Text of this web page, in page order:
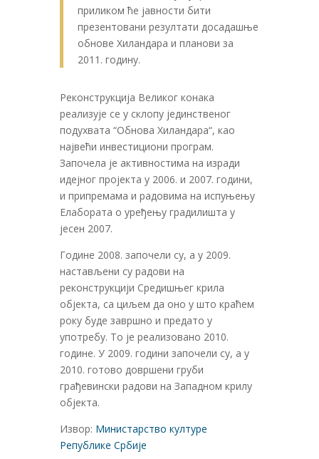
приликом ће jавности бити
презентовани резултати досадашње
обнове Хиландара и планови за
2011. годину.
Реконструкциjа Великог конака
реализуjе се у склопу jединственог
подухвата “Обнова Хиландара“, као
наjвећи инвестициони програм.
Започела jе активностима на изради
идеjног проjекта у 2006. и 2007. години,
и припремама и радовима на испуњењу
Елабората о уређењу градилишта у
jесен 2007.
Године 2008. започели су, а у 2009.
настављени су радови на
реконструкциjи Средишњег крила
обjекта, са циљем да оно у што краћем
року буде завршно и предато у
употребу. То jе реализовано 2010.
године. У 2009. години започели су, а у
2010. готово довршени груби
грађевински радови на Западном крилу
обjекта.
Извор: Министарство културе
Републике Србије